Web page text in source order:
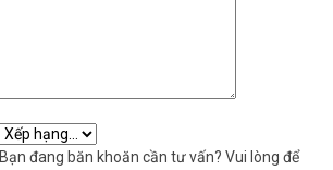
Bạn đang băn khoăn cần tư vấn? Vui lòng để